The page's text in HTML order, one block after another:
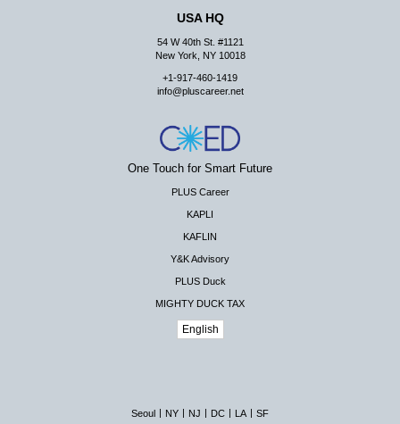
USA HQ
54 W 40th St. #1121
New York, NY 10018
+1-917-460-1419
info@pluscareer.net
One Touch for Smart Future
PLUS Career
KAPLI
KAFLIN
Y&K Advisory
PLUS Duck
MIGHTY DUCK TAX
English
Seoul NY NJ DC LA SF